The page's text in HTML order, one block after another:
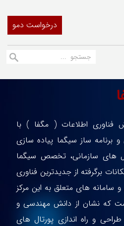
درخواست دمو
فناوری اطلاعات ( مگفا ) با
و برنامه ساز سیگما پیاده سازی
های سازمانی، تخصص سیگما
برگرفته از جدیدترین فناوری
سامانه های متعلق به این مرکز
که نشان از دانش مهندسی و
و راه اندازی پورتال های